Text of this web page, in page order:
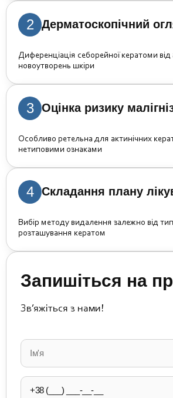
2 Дерматоскопічний
Диференціація себорейної кератоми від
новоутворень шкіри
3 Оцінка ризику
Особливо ретельна для актинічних
нетиповими ознаками
4 Складання плану
Вибір методу видалення залежно від
розташування кератом
Запишіться на
Зв’яжіться з нами!
leave
this
field
empty.